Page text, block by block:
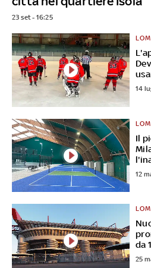
23 set - 16:25
14
Il
12
da
25